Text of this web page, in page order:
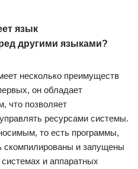
язык
другими языками?
несколько преимуществ
он обладает
что позволяет
ресурсами системы.
то есть программы,
скомпилированы и запущены
и аппаратных